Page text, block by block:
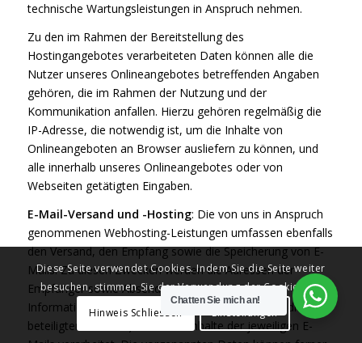
technische Wartungsleistungen in Anspruch nehmen.
Zu den im Rahmen der Bereitstellung des
Hostingangebotes verarbeiteten Daten können alle die
Nutzer unseres Onlineangebotes betreffenden Angaben
gehören, die im Rahmen der Nutzung und der
Kommunikation anfallen. Hierzu gehören regelmäßig die
IP-Adresse, die notwendig ist, um die Inhalte von
Onlineangeboten an Browser ausliefern zu können, und
alle innerhalb unseres Onlineangebotes oder von
Webseiten getätigten Eingaben.
E-Mail-Versand und -Hosting: Die von uns in Anspruch
genommenen Webhosting-Leistungen umfassen ebenfalls
den Versand, den Empfang sowie die Speicherung von E-
Mails. Zu diesen Zwecken werden die Adressen der
Empfänger sowie Absender als auch weitere
Informationen betreffend den E-Mailversand (z.B. die
beteiligten Provider) sowie die Inhalte der jeweiligen E-
Diese Seite verwendet Cookies. Indem Sie die Seite weiter
besuchen, stimmen Sie der Verwendung der Cookies zu.
Hinweis Schliessen
Einstellungen
Chatten Sie mich an!